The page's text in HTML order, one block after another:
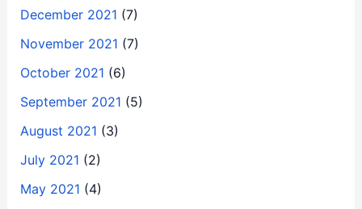
December 2021 (7)
November 2021 (7)
October 2021 (6)
September 2021 (5)
August 2021 (3)
July 2021 (2)
May 2021 (4)